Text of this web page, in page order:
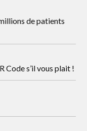
de patients
Code s’il vous plait !